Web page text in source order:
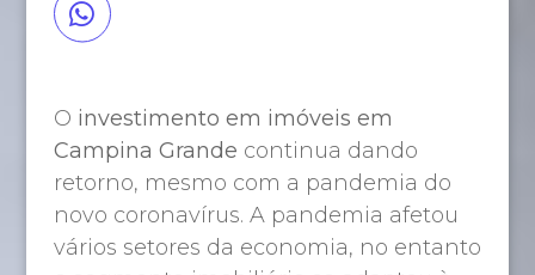
O investimento em imóveis em
Campina Grande continua dando
retorno, mesmo com a pandemia do
novo coronavírus. A pandemia afetou
vários setores da economia, no entanto